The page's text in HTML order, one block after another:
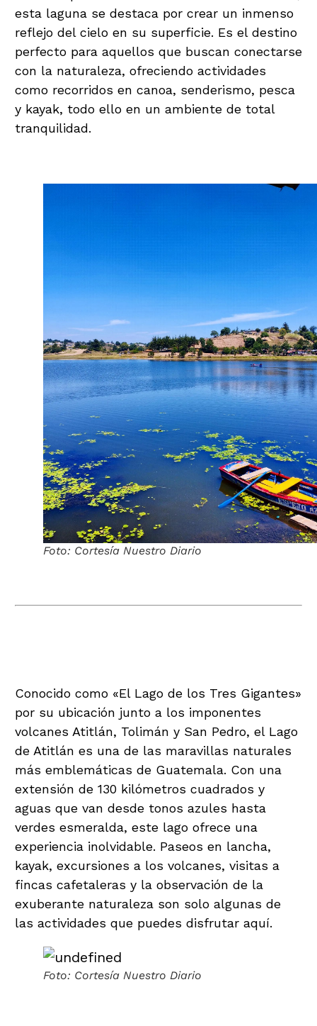
esta laguna se destaca por crear un inmenso
reflejo del cielo en su superficie. Es el destino
perfecto para aquellos que buscan conectarse
con la naturaleza, ofreciendo actividades
como recorridos en canoa, senderismo, pesca
y kayak, todo ello en un ambiente de total
tranquilidad.
Foto: Cortesía Nuestro Diario
Conocido como «El Lago de los Tres Gigantes»
por su ubicación junto a los imponentes
volcanes Atitlán, Tolimán y San Pedro, el Lago
de Atitlán es una de las maravillas naturales
más emblemáticas de Guatemala. Con una
extensión de 130 kilómetros cuadrados y
aguas que van desde tonos azules hasta
verdes esmeralda, este lago ofrece una
experiencia inolvidable. Paseos en lancha,
kayak, excursiones a los volcanes, visitas a
fincas cafetaleras y la observación de la
exuberante naturaleza son solo algunas de
las actividades que puedes disfrutar aquí.
Foto: Cortesía Nuestro Diario